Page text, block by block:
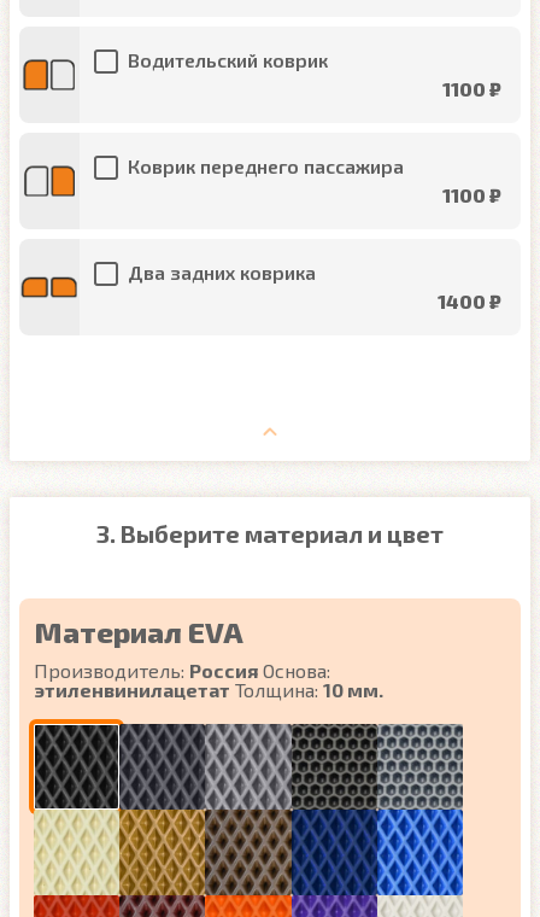
Водительский коврик
1100 ₽
Коврик переднего пассажира
1100 ₽
Два задних коврика
1400 ₽
3. Выберите материал и цвет
Материал EVA
Производитель: Россия Основа:
этиленвинилацетат Толщина: 10 мм.